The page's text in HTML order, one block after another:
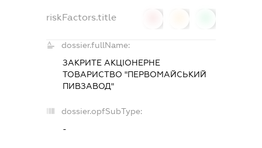
riskFactors.title
dossier.fullName:
ЗАКРИТЕ АКЦІОНЕРНЕ
ТОВАРИСТВО "ПЕРВОМАЙСЬКИЙ
ПИВЗАВОД"
dossier.opfSubType:
-